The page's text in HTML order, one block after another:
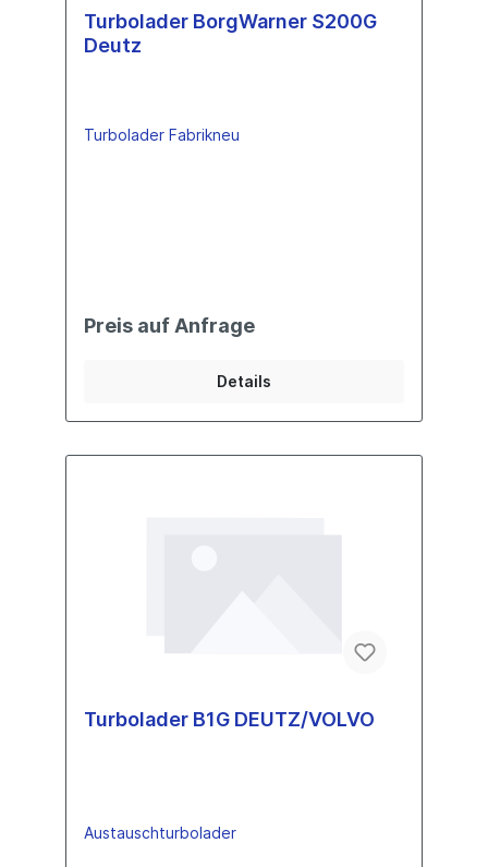
Turbolader BorgWarner S200G
Deutz
Turbolader Fabrikneu
Preis auf Anfrage
Details
Turbolader B1G DEUTZ/VOLVO
Austauschturbolader